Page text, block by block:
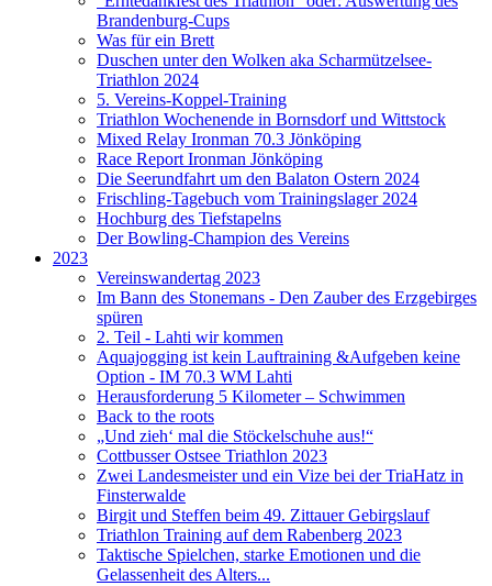
Brandenburg-Cups
Was für ein Brett
Duschen unter den Wolken aka Scharmützelsee-
Triathlon 2024
5. Vereins-Koppel-Training
Triathlon Wochenende in Bornsdorf und Wittstock
Mixed Relay Ironman 70.3 Jönköping
Race Report Ironman Jönköping
Die Seerundfahrt um den Balaton Ostern 2024
Frischling-Tagebuch vom Trainingslager 2024
Hochburg des Tiefstapelns
Der Bowling-Champion des Vereins
2023
Vereinswandertag 2023
Im Bann des Stonemans - Den Zauber des Erzgebirges
spüren
2. Teil - Lahti wir kommen
Aquajogging ist kein Lauftraining &Aufgeben keine
Option - IM 70.3 WM Lahti
Herausforderung 5 Kilometer – Schwimmen
Back to the roots
„Und zieh‘ mal die Stöckelschuhe aus!“
Cottbusser Ostsee Triathlon 2023
Zwei Landesmeister und ein Vize bei der TriaHatz in
Finsterwalde
Birgit und Steffen beim 49. Zittauer Gebirgslauf
Triathlon Training auf dem Rabenberg 2023
Taktische Spielchen, starke Emotionen und die
Gelassenheit des Alters...